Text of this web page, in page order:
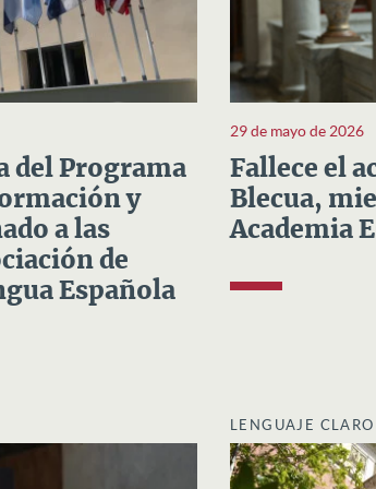
del Programa
y
a las
de
Española
29 de mayo de 2026
Fallece el
Blecua,
Academia
LENGUAJE CLARO